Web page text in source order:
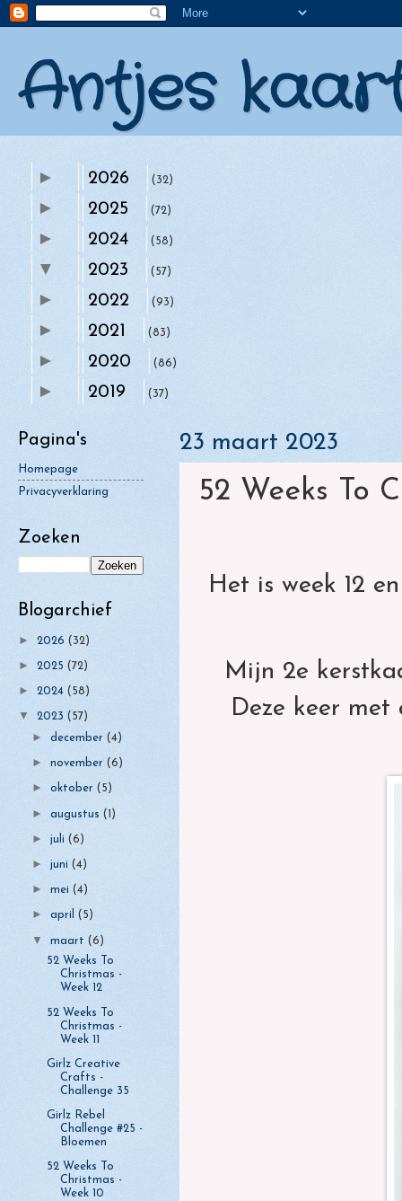
Antjes
► 2026 (32)
► 2025 (72)
► 2024 (58)
▼ 2023 (57)
► december
► november
► oktober
► augustus
► mei
▼
52 Weeks To Christmas - Week
52
11
Bloemen
► februari
► januari
► 2022 (93)
► 2021 (83)
► 2020 (86)
► 2019 (37)
23 maart 2023
52 Weeks To
Het is week 12
Mijn 2e
Deze keer
Pagina's
Homepage
Privacyverklaring
Zoeken
Blogarchief
► 2026 (32)
► 2025 (72)
► 2024 (58)
▼ 2023 (57)
►december(4)
►november(6)
►oktober(5)
►augustus(1)
►juli(6)
►juni(4)
►mei(4)
►april(5)
▼maart(6)
52 Weeks To
Christmas -
Week 12
52 Weeks To
Christmas -
Week 11
Girlz Creative
Crafts -
Challenge 35
Girlz Rebel
Challenge #25 -
Bloemen
52 Weeks To
Christmas -
Week 10